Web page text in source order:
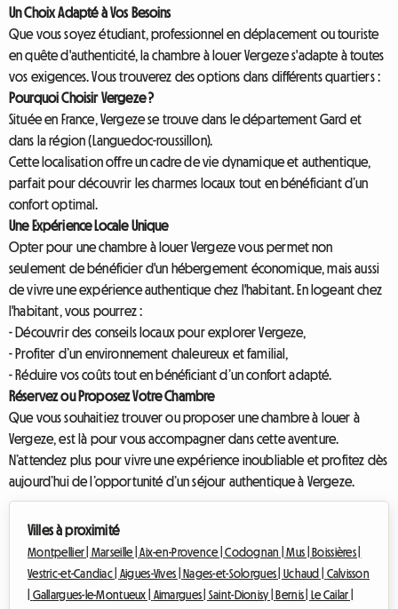
Un Choix Adapté à Vos Besoins
Que vous soyez étudiant, professionnel en déplacement ou touriste
en quête d'authenticité, la chambre à louer Vergeze s'adapte à toutes
vos exigences. Vous trouverez des options dans différents quartiers :
Pourquoi Choisir Vergeze ?
Située en France, Vergeze se trouve dans le département Gard et
dans la région (Languedoc-roussillon).
Cette localisation offre un cadre de vie dynamique et authentique,
parfait pour découvrir les charmes locaux tout en bénéficiant d’un
confort optimal.
Une Expérience Locale Unique
Opter pour une chambre à louer Vergeze vous permet non
seulement de bénéficier d'un hébergement économique, mais aussi
de vivre une expérience authentique chez l'habitant. En logeant chez
l'habitant, vous pourrez :
- Découvrir des conseils locaux pour explorer Vergeze,
- Profiter d’un environnement chaleureux et familial,
- Réduire vos coûts tout en bénéficiant d’un confort adapté.
Réservez ou Proposez Votre Chambre
Que vous souhaitiez trouver ou proposer une chambre à louer à
Vergeze, est là pour vous accompagner dans cette aventure.
N’attendez plus pour vivre une expérience inoubliable et profitez dès
aujourd’hui de l’opportunité d’un séjour authentique à Vergeze.
Villes à proximité
Montpellier | Marseille |Aix-en-Provence |Codognan |Mus |
Boissières |
Vestric-et-Candiac | Aigues-Vives | Nages-et-Solorgues | Uchaud | Calvisson
Gallargues-le-Montueux | Aimargues | Saint-Dionisy | Bernis |
Le Cailar |